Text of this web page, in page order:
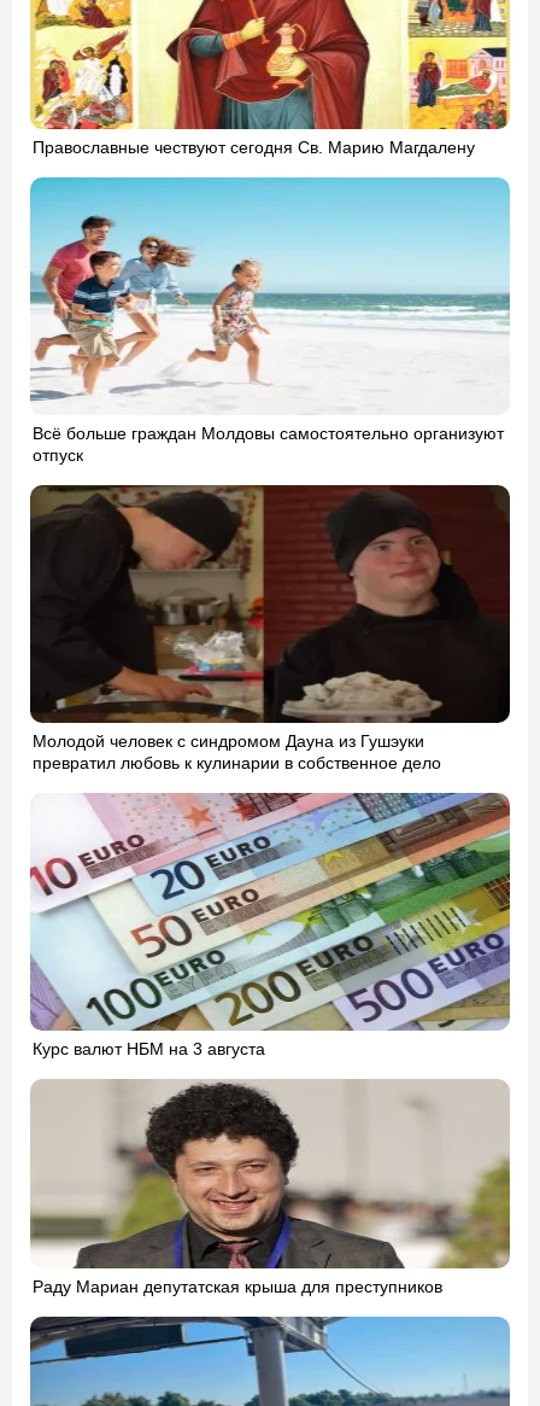
Православные чествуют сегодня Св. Марию Магдалену
Всё больше граждан Молдовы самостоятельно организуют
отпуск
Молодой человек с синдромом Дауна из Гушэуки
превратил любовь к кулинарии в собственное дело
Курс валют НБМ на 3 августа
Раду Мариан депутатская крыша для преступников